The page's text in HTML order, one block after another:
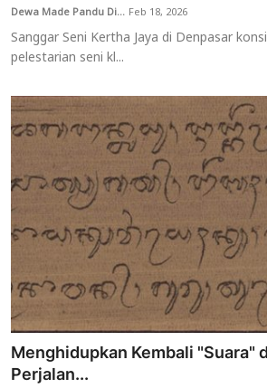
Dewa Made Pandu Di... Feb 18, 2026
Sanggar Seni Kertha Jaya di Denpasar
pelestarian seni kl...
Menghidupkan Kembali "Suara"
Perjalan...